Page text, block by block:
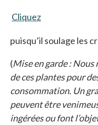
Cliquez s’ouvre
puisqu’il soulage les
(Mise en garde : Nous
de ces plantes pour
consommation. Un
peuvent être
ingérées ou font